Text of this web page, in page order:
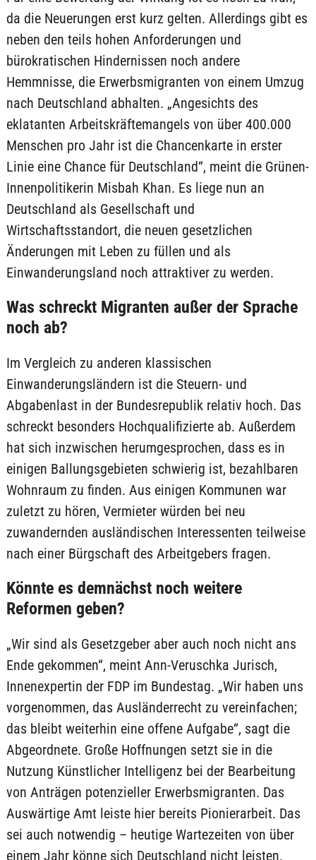
da die Neuerungen erst kurz gelten. Allerdings gibt es
neben den teils hohen Anforderungen und
bürokratischen Hindernissen noch andere
Hemmnisse, die Erwerbsmigranten von einem Umzug
nach Deutschland abhalten. „Angesichts des
eklatanten Arbeitskräftemangels von über 400.000
Menschen pro Jahr ist die Chancenkarte in erster
Linie eine Chance für Deutschland“, meint die Grünen-
Innenpolitikerin Misbah Khan. Es liege nun an
Deutschland als Gesellschaft und
Wirtschaftsstandort, die neuen gesetzlichen
Änderungen mit Leben zu füllen und als
Einwanderungsland noch attraktiver zu werden.
Was schreckt Migranten außer der Sprache
noch ab?
Im Vergleich zu anderen klassischen
Einwanderungsländern ist die Steuern- und
Abgabenlast in der Bundesrepublik relativ hoch. Das
schreckt besonders Hochqualifizierte ab. Außerdem
hat sich inzwischen herumgesprochen, dass es in
einigen Ballungsgebieten schwierig ist, bezahlbaren
Wohnraum zu finden. Aus einigen Kommunen war
zuletzt zu hören, Vermieter würden bei neu
zuwandernden ausländischen Interessenten teilweise
nach einer Bürgschaft des Arbeitgebers fragen.
Könnte es demnächst noch weitere
Reformen geben?
„Wir sind als Gesetzgeber aber auch noch nicht ans
Ende gekommen“, meint Ann-Veruschka Jurisch,
Innenexpertin der FDP im Bundestag. „Wir haben uns
vorgenommen, das Ausländerrecht zu vereinfachen;
das bleibt weiterhin eine offene Aufgabe“, sagt die
Abgeordnete. Große Hoffnungen setzt sie in die
Nutzung Künstlicher Intelligenz bei der Bearbeitung
von Anträgen potenzieller Erwerbsmigranten. Das
Auswärtige Amt leiste hier bereits Pionierarbeit. Das
sei auch notwendig – heutige Wartezeiten von über
einem Jahr könne sich Deutschland nicht leisten.